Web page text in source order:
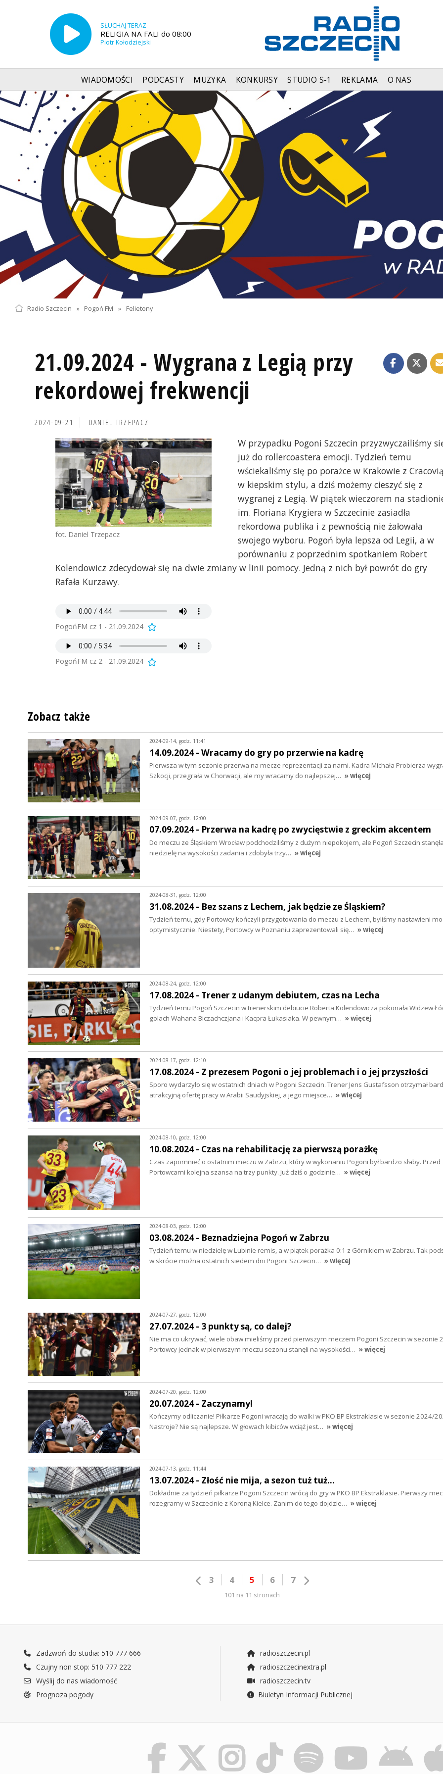
SŁUCHAJ TERAZ
RELIGIA NA FALI do 08:00
Piotr Kołodziejski
WIADOMOŚCI PODCASTY MUZYKA KONKURSY STUDIO S-1 REKLAMA O NAS
Radio Szczecin » Pogoń FM » Felietony
21.09.2024 - Wygrana z Legią przy
rekordowej frekwencji
2024-09-21 DANIEL TRZEPACZ
fot. Daniel Trzepacz
W przypadku Pogoni Szczecin przyzwyczailiśmy
już do rollercoastera emocji. Tydzień temu
wściekaliśmy się po porażce w Krakowie z
w kiepskim stylu, a dziś możemy cieszyć się z
wygranej z Legią. W piątek wieczorem na
im. Floriana Krygiera w Szczecinie zasiadła
rekordowa publika i z pewnością nie żałowała
swojego wyboru. Pogoń była lepsza od Legii, a w
porównaniu z poprzednim spotkaniem Robert
Kolendowicz zdecydował się na dwie zmiany w linii pomocy. Jedną z nich był powrót do gry
Rafała Kurzawy.
PogońFM cz 1 - 21.09.2024
PogońFM cz 2 - 21.09.2024
Zobacz także
2024-09-14, godz. 11:41
14.09.2024 - Wracamy do gry po przerwie na kadrę
Pierwsza w tym sezonie przerwa na mecze reprezentacji za nami. Kadra Michała Probierza
Szkocji, przegrała w Chorwacji, ale my wracamy do najlepszej… » więcej
2024-09-07, godz. 12:00
07.09.2024 - Przerwa na kadrę po zwycięstwie z greckim akcentem
Do meczu ze Śląskiem Wrocław podchodziliśmy z dużym niepokojem, ale Pogoń Szczecin
niedzielę na wysokości zadania i zdobyła trzy… » więcej
2024-08-31, godz. 12:00
31.08.2024 - Bez szans z Lechem, jak będzie ze Śląskiem?
Tydzień temu, gdy Portowcy kończyli przygotowania do meczu z Lechem, byliśmy nastawieni
optymistycznie. Niestety, Portowcy w Poznaniu zaprezentowali się… » więcej
2024-08-24, godz. 12:00
17.08.2024 - Trener z udanym debiutem, czas na Lecha
Tydzień temu Pogoń Szczecin w trenerskim debiucie Roberta Kolendowicza pokonała Widzew
golach Wahana Biczachczjana i Kacpra Łukasiaka. W pewnym… » więcej
2024-08-17, godz. 12:10
17.08.2024 - Z prezesem Pogoni o jej problemach i o jej przyszłości
Sporo wydarzyło się w ostatnich dniach w Pogoni Szczecin. Trener Jens Gustafsson otrzymał
atrakcyjną ofertę pracy w Arabii Saudyjskiej, a jego miejsce… » więcej
2024-08-10, godz. 12:00
10.08.2024 - Czas na rehabilitację za pierwszą porażkę
Czas zapomnieć o ostatnim meczu w Zabrzu, który w wykonaniu Pogoni był bardzo słaby. Przed
Portowcami kolejna szansa na trzy punkty. Już dziś o godzinie… » więcej
2024-08-03, godz. 12:00
03.08.2024 - Beznadziejna Pogoń w Zabrzu
Tydzień temu w niedzielę w Lubinie remis, a w piątek porażka 0:1 z Górnikiem w Zabrzu. Tak
w skrócie można ostatnich siedem dni Pogoni Szczecin… » więcej
2024-07-27, godz. 12:00
27.07.2024 - 3 punkty są, co dalej?
Nie ma co ukrywać, wiele obaw mieliśmy przed pierwszym meczem Pogoni Szczecin w sezonie
Portowcy jednak w pierwszym meczu sezonu stanęli na wysokości… » więcej
2024-07-20, godz. 12:00
20.07.2024 - Zaczynamy!
Kończymy odliczanie! Piłkarze Pogoni wracają do walki w PKO BP Ekstraklasie w sezonie 2024/
Nastroje? Nie są najlepsze. W głowach kibiców wciąż jest… » więcej
2024-07-13, godz. 11:44
13.07.2024 - Złość nie mija, a sezon tuż tuż...
Dokładnie za tydzień piłkarze Pogoni Szczecin wrócą do gry w PKO BP Ekstraklasie. Pierwszy
rozegramy w Szczecinie z Koroną Kielce. Zanim do tego dojdzie… » więcej
3 4 5 6 7
101 na 11 stronach
Zadzwoń do studia: 510 777 666
Czujny non stop: 510 777 222
Wyślij do nas wiadomość
Prognoza pogody
radioszczecin.pl
radioszczecinextra.pl
radioszczecin.tv
Biuletyn Informacji Publicznej